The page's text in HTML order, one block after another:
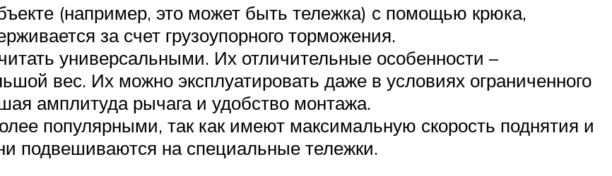
(например, это может быть тележка) с помощью крюка,
за счет грузоупорного торможения.
универсальными. Их отличительные особенности –
вес. Их можно эксплуатировать даже в условиях ограниченного
амплитуда рычага и удобство монтажа.
популярными, так как имеют максимальную скорость поднятия и
подвешиваются на специальные тележки.